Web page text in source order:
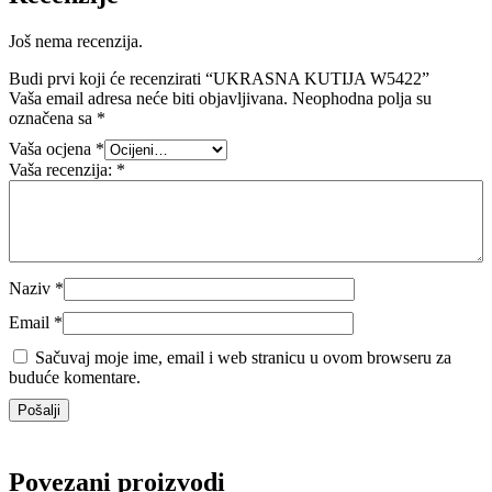
Još nema recenzija.
Budi prvi koji će recenzirati “UKRASNA KUTIJA W5422”
Vaša email adresa neće biti objavljivana. Neophodna polja su
označena sa *
Vaša ocjena *
Vaša recenzija: *
Naziv *
Email *
Sačuvaj moje ime, email i web stranicu u ovom browseru za
buduće komentare.
Povezani proizvodi